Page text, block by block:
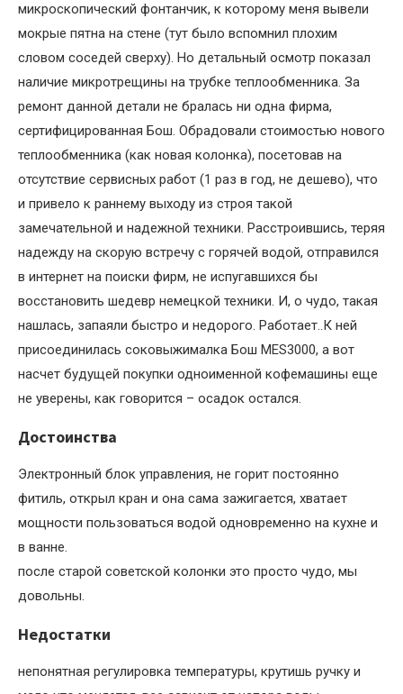
микроскопический фонтанчик, к которому меня вывели
мокрые пятна на стене (тут было вспомнил плохим
словом соседей сверху). Но детальный осмотр показал
наличие микротрещины на трубке теплообменника. За
ремонт данной детали не бралась ни одна фирма,
сертифицированная Бош. Обрадовали стоимостью нового
теплообменника (как новая колонка), посетовав на
отсутствие сервисных работ (1 раз в год, не дешево), что
и привело к раннему выходу из строя такой
замечательной и надежной техники. Расстроившись, теряя
надежду на скорую встречу с горячей водой, отправился
в интернет на поиски фирм, не испугавшихся бы
восстановить шедевр немецкой техники. И, о чудо, такая
нашлась, запаяли быстро и недорого. Работает..К ней
присоединилась соковыжималка Бош MES3000, а вот
насчет будущей покупки одноименной кофемашины еще
не уверены, как говорится – осадок остался.
Достоинства
Электронный блок управления, не горит постоянно
фитиль, открыл кран и она сама зажигается, хватает
мощности пользоваться водой одновременно на кухне и
в ванне.
после старой советской колонки это просто чудо, мы
довольны.
Недостатки
непонятная регулировка температуры, крутишь ручку и